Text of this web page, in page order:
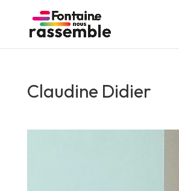
Claudine Didier